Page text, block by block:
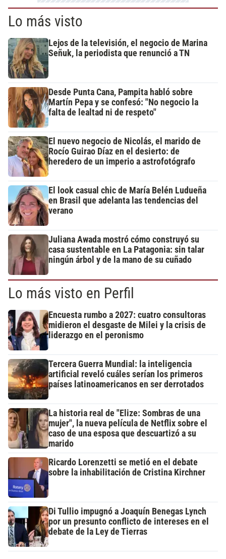
Lo más visto
Lejos de la televisión, el negocio de Marina
Señuk, la periodista que renunció a TN
Desde Punta Cana, Pampita habló sobre
Martín Pepa y se confesó: "No negocio la
falta de lealtad ni de respeto"
El nuevo negocio de Nicolás, el marido de
Rocío Guirao Díaz en el desierto: de
heredero de un imperio a astrofotógrafo
El look casual chic de María Belén Ludueña
en Brasil que adelanta las tendencias del
verano
Juliana Awada mostró cómo construyó su
casa sustentable en La Patagonia: sin talar
ningún árbol y de la mano de su cuñado
Lo más visto en Perfil
Encuesta rumbo a 2027: cuatro consultoras
midieron el desgaste de Milei y la crisis de
liderazgo en el peronismo
Tercera Guerra Mundial: la inteligencia
artificial reveló cuáles serían los primeros
países latinoamericanos en ser derrotados
La historia real de "Elize: Sombras de una
mujer", la nueva película de Netflix sobre el
caso de una esposa que descuartizó a su
marido
Ricardo Lorenzetti se metió en el debate
sobre la inhabilitación de Cristina Kirchner
Di Tullio impugnó a Joaquín Benegas Lynch
por un presunto conflicto de intereses en el
debate de la Ley de Tierras